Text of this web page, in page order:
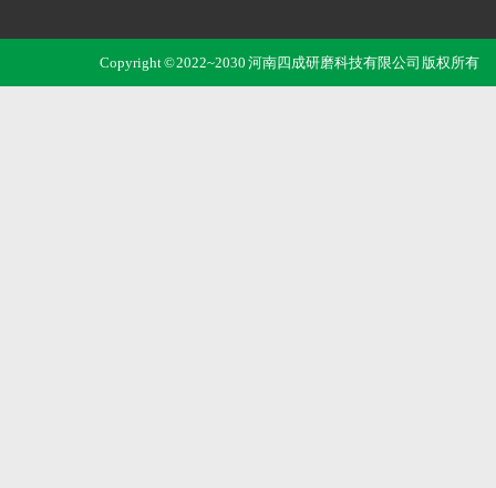
Copyright © 2022~2030 河南四成研磨科技有限公司 版权所